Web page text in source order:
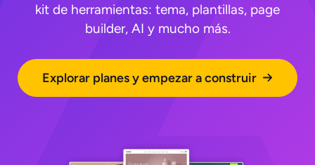
kit de herramientas: tema, plantillas, page
builder, AI y mucho más.
Explorar planes y empezar a construir